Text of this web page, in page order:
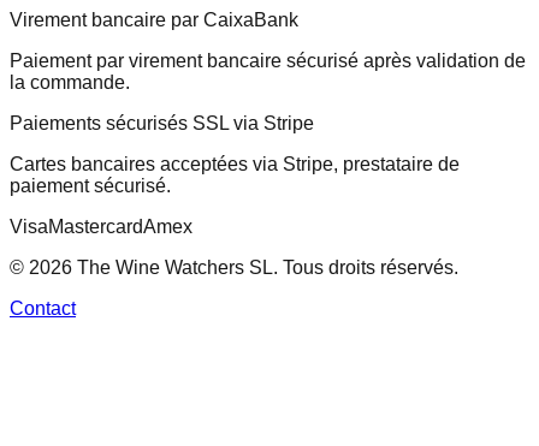
Virement bancaire par CaixaBank
Paiement par virement bancaire sécurisé après validation de
la commande.
Paiements sécurisés SSL via Stripe
Cartes bancaires acceptées via Stripe, prestataire de
paiement sécurisé.
VisaMastercardAmex
© 2026 The Wine Watchers SL. Tous droits réservés.
Contact